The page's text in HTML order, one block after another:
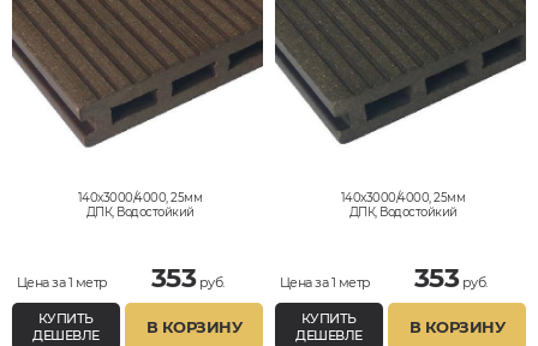
140x3000/4000, 25мм
ДПК, Водостойкий
Цена за 1 метр 353руб.
КУПИТЬ
ДЕШЕВЛЕ
В КОРЗИНУ
140x3000/4000, 25мм
ДПК, Водостойкий
Цена за 1 метр 353руб.
КУПИТЬ
ДЕШЕВЛЕ
В КОРЗИНУ